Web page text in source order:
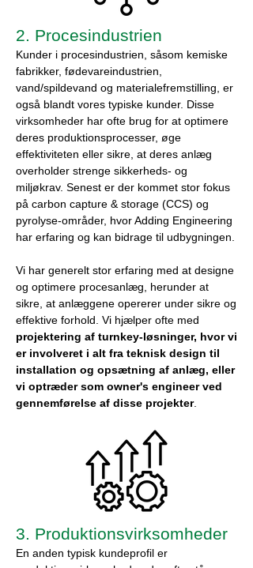
2. Procesindustrien
Kunder i procesindustrien, såsom kemiske
fabrikker, fødevareindustrien,
vand/spildevand og materialefremstilling, er
også blandt vores typiske kunder. Disse
virksomheder har ofte brug for at optimere
deres produktionsprocesser, øge
effektiviteten eller sikre, at deres anlæg
overholder strenge sikkerheds- og
miljøkrav. Senest er der kommet stor fokus
på carbon capture & storage (CCS) og
pyrolyse-områder, hvor Adding Engineering
har erfaring og kan bidrage til udbygningen.
Vi har generelt stor erfaring med at designe
og optimere procesanlæg, herunder at
sikre, at anlæggene opererer under sikre og
effektive forhold. Vi hjælper ofte med
projektering af turnkey-løsninger, hvor vi
er involveret i alt fra teknisk design til
installation og opsætning af anlæg, eller
vi optræder som owner's engineer ved
gennemførelse af disse projekter.
3. Produktionsvirksomheder
En anden typisk kundeprofil er